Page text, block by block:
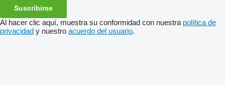
Suscribirse
Al hacer clic aquí, muestra su conformidad con nuestra política de
privacidad y nuestro acuerdo del usuario.